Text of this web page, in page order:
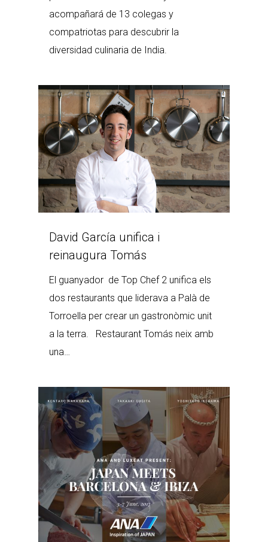
acompañará de 13 colegas y
compatriotas para descubrir la
diversidad culinaria de India.
David García unifica i
reinaugura Tomás
El guanyador de Top Chef 2 unifica els
dos restaurants que liderava a Palà de
Torroella per crear un gastronòmic unit
a la terra. Restaurant Tomás neix amb
una…